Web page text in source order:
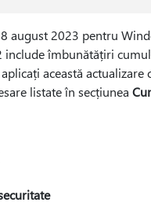
august 2023 pentru
include îmbunătățiri
această
listate în secțiunea